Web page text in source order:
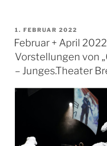
VERÖFFENTLICHT
AM
1. FEBRUAR 2022
Februar + April
Vorstellungen von
– Junges.Theater